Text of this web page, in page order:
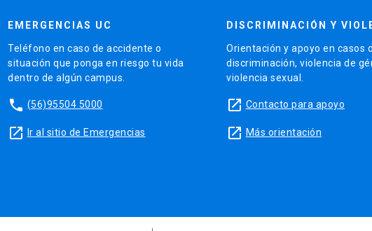
EMERGENCIAS UC
Teléfono en caso de accidente o
situación que ponga en riesgo tu vida
dentro de algún campus.
phone (56)95504 5000
launch Ir al sitio de Emergencias
DISCRIMINACIÓN Y
Orientación y apoyo en casos
discriminación, violencia de
violencia sexual.
launch Contacto para apoyo
launch Más orientación